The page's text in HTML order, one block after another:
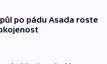
po pádu Asada roste